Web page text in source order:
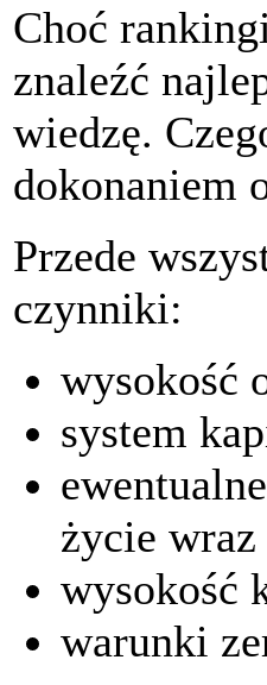
Choć
znaleźć
wiedzę.
dokonaniem
Przede
czynniki:
wysokość
system
życie
wysokość
warunki